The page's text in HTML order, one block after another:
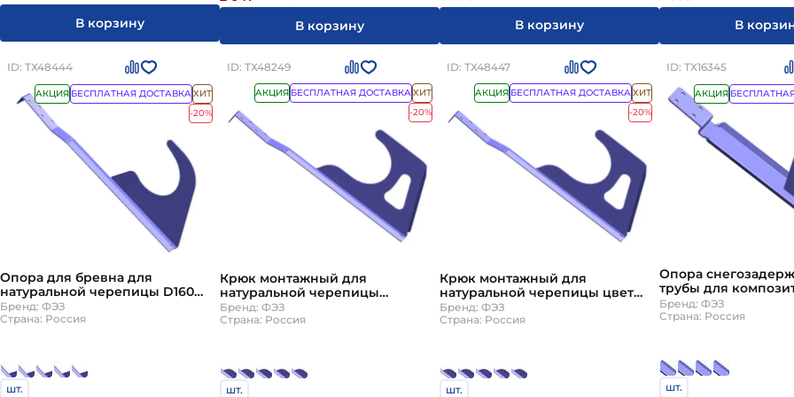
В корзину В корзину В корзину В
ID: ТХ48444
АКЦИЯ БЕСПЛАТНАЯ ДОСТАВКА ХИТ
-20%
Опора для бревна для
натуральной черепицы D160
цвет под заказ ТД ФЭЗ толщина
стали 2,5мм
Бренд: ФЭЗ
Страна: Россия
шт.
ID: ТХ48249
АКЦИЯ БЕСПЛАТНАЯ ДОСТАВКАХИТ
-20%
Крюк монтажный для
натуральной черепицы
стандартные цветаТД ФЭЗ
Бренд: ФЭЗ
Страна: Россия
шт.
ID: ТХ48447
АКЦИЯ БЕСПЛАТНАЯ ДОСТАВКАХИТ
-20%
Крюк монтажный для
натуральной черепицы цвет
под заказ ТД ФЭЗ
Бренд: ФЭЗ
Страна: Россия
шт.
ID: ТХ16345
АКЦИЯ
Опора
трубы для
черепицы
ТД ФЭЗ толщина
Бренд: ФЭЗ
Страна: Россия
шт.